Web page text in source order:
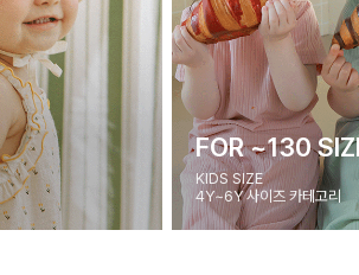
FOR ~130
KIDS SIZE
4Y~6Y 사이즈 카테고리